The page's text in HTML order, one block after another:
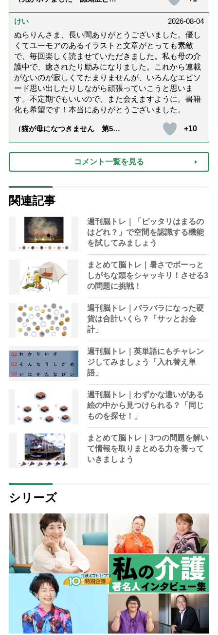
達』が届きました」）
けい
2026-08-04
ぬらりんさま、長い間ありがとうございました。優し
くてユーモアのあるイラストと文章がとっても素敵
で、毎回楽しく読ませていただきました。私も母の介
護中で、癒されたり励みになりました。これから連載
がないのが寂しくてたまりませんが、いろんなエピソ
ード思い出したりしながら頑張っていこうと思いま
す。不定期でもいいので、また会えますように。書籍
化も希望です！本当にありがとうございました。
（猫が母になつきません 第500
+10
コメント一覧を見る
関連記事
週刊脳トレ｜「ピッタリはまるの
はどれ？」で空間を認識する機能
を試してみましょう
まとめて脳トレ｜暑さでボーっと
しがちな頭をシャッキリ！させる3
の問題に挑戦！
週刊脳トレ｜バラバラになった硬
貨は合計いくら？「サッとお会
計」
週刊脳トレ｜英単語にもチャレン
ジしてみましょう「入れ替え単
語」
週刊脳トレ｜わずかな違いがある
絵の中から見つけられる？「同じ
ものを探せ！」
まとめて脳トレ｜3つの問題を解い
て情報を取りまとめる力を養って
いきましょう
シリーズ